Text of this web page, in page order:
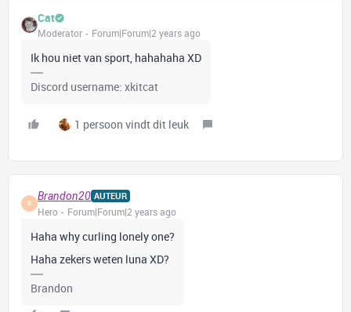
Cat
Moderator Forum|Forum|2 years ago
Ik hou niet van sport, hahahaha XD
Discord username: xkitcat
1 persoon vindt dit leuk
B
Brandon20 AUTEUR
Hero Forum|Forum|2 years ago
Haha why curling lonely one?
Haha zekers weten luna XD?
Brandon